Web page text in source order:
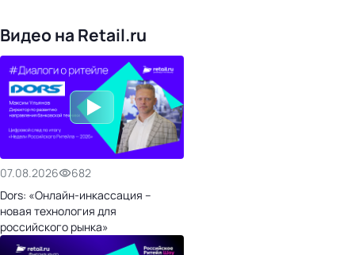
Видео на Retail.ru
07.08.2026
682
Dors: «Онлайн-инкассация –
новая технология для
российского рынка»